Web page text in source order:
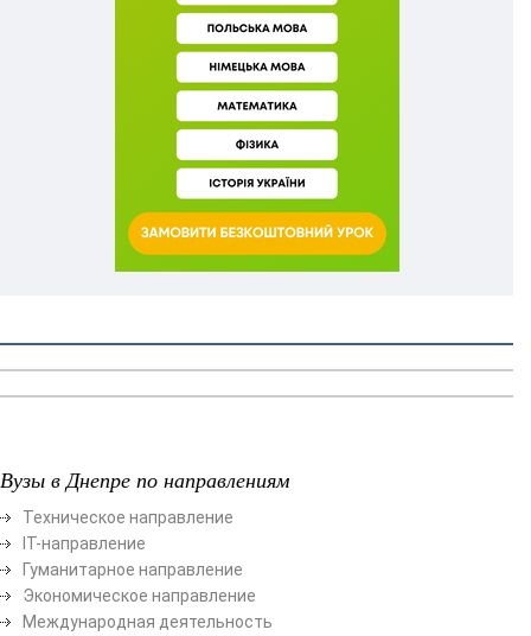
Вузы в Днепре по направлениям
Техническое направление
ІТ-направление
Гуманитарное направление
Экономическое направление
Международная деятельность